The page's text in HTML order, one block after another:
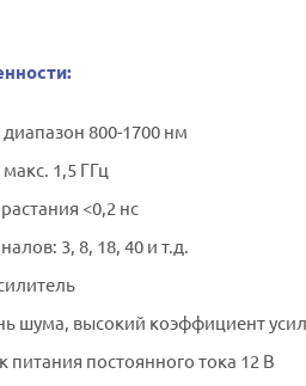
800-1700 нм
1,5 ГГц
<0,2 нс
3, 8, 18, 40 и т.д.
шума, высокий коэффициент
питания постоянного тока 12 В